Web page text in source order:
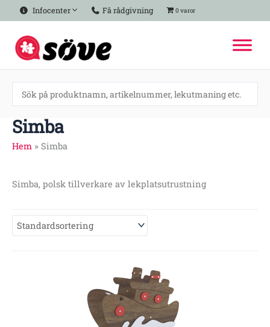
Hoppa
till
innehåll
Infocenter Få rådgivning 0 varor
Simba
Hem » Simba
Simba, polsk tillverkare av lekplatsutrustning